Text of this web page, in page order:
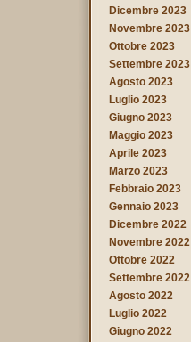
Dicembre 2023
Novembre 2023
Ottobre 2023
Settembre 2023
Agosto 2023
Luglio 2023
Giugno 2023
Maggio 2023
Aprile 2023
Marzo 2023
Febbraio 2023
Gennaio 2023
Dicembre 2022
Novembre 2022
Ottobre 2022
Settembre 2022
Agosto 2022
Luglio 2022
Giugno 2022